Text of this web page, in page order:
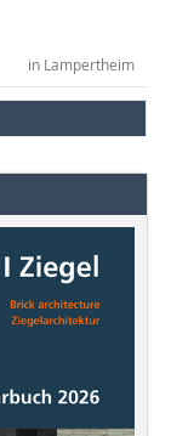
in Lampertheim